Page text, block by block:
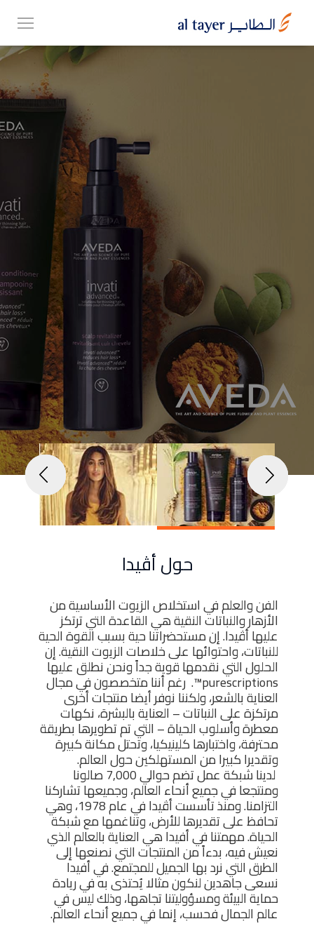
main
EN
عربي
والأحداث
تواصل
معنا
سياسة
الإسترجاع
تحدث
بأمان
حول أڤيدا
الفن والعلم في استخلاص الزيوت الأساسية من
الأزهار والنباتات النقية هي القاعدة التي ترتكز
عليها أڤيدا. إن مستحضراتنا حية بسبب القوة الحية
للنباتات، واحتوائها على خلاصات الزيوت النقية. إن
الحلول التي نقدمها قوية جداً ونحن نطلق عليها
purescriptions™. رغم أننا متخصصون في مجال
العناية بالشعر، ولكننا نوفر أيضا منتجات أخرى
مرتكزة على النباتات – العناية بالبشرة، نكهات
معطرة وأسلوب الحياة – التي تم تطويرها بطريقة
محترفة، واختبارها كلينيكيا، وتحتل مكانة كبيرة
وتقديرا كبيرا من المستهلكين حول العالم.
لدينا شبكة عمل تضم حوالي 7,000 صالونا
ومنتجعا في جميع أنحاء العالم، وجميعها تشاركنا
التزامنا. ومنذ تأسست أڤيدا في عام 1978، وهي
تحافظ على تقديرها للأرض، وتناغمها مع شبكة
الحياة. مهمتنا في أفيدا هي العناية بالعالم الذي
نعيش فيه، بدءاً من المنتجات التي نصنعها إلى
الطرق التي نرد بها الجميل للمجتمع. في أفيدا
نسعى جاهدين لنكون مثالا يُحتذى به في ريادة
حماية البيئة ومسؤوليتنا تجاهها، وذلك ليس في
عالم الجمال فحسب، إنما في جميع أنحاء العالم.